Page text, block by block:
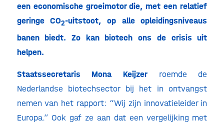
een economische groeimotor die, met een relatief
geringe CO2-uitstoot, op alle opleidingsniveaus
banen biedt. Zo kan biotech ons de crisis uit
helpen.
Staatssecretaris Mona Keijzer roemde de
Nederlandse biotechsector bij het in ontvangst
nemen van het rapport: “Wij zijn innovatieleider in
Europa.” Ook gaf ze aan dat een vergelijking met